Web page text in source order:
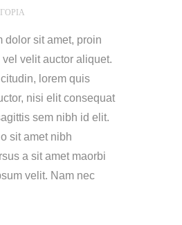
dolor sit amet, proin
velit auctor aliquet.
lorem quis
nisi elit consequat
sem nibh id elit.
sit amet nibh
a sit amet maorbi
velit. Nam nec